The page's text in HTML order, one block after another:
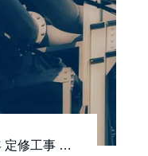
2016年 定修工事 機械工事